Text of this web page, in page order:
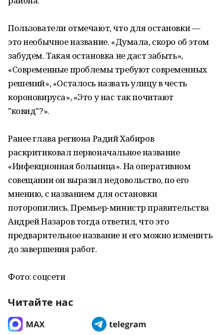
Пользователи отмечают, что для остановки —
это необычное название. «Думала, скоро об этом
забудем. Такая остановка не даст забыть»,
«Современные проблемы требуют современных
решений», «Осталось назвать улицу в честь
короновируса», «Это у нас так почитают
"ковид"?».
Ранее глава региона Радий Хабиров
раскритиковал первоначальное название
«Инфекционная больница». На оперативном
совещании он выразил недовольство, по его
мнению, с названием для остановки
поторопились. Премьер-министр правительства
Андрей Назаров тогда ответил, что это
предварительное название и его можно изменить
до завершения работ.
Фото: соцсети
Читайте нас